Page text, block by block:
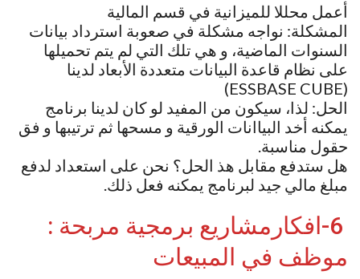
أعمل محللا للميزانية في قسم المالية
المشكلة: نواجه مشكلة في صعوبة استرداد بيانات
السنوات الماضية، و هي تلك التي لم يتم تحميلها
على نظام قاعدة البيانات متعددة الأبعاد لدينا
(ESSBASE CUBE)
الحل: لذا، سيكون من المفيد لو كان لدينا برنامج
يمكنه أخد البياانات الورقية و مسحها ثم ترتيبها و فق
حقول مناسبة.
هل ستدفع مقابل هذ الحل؟ نحن على استعداد لدفع
مبلغ مالي جيد لبرنامج يمكنه فعل ذلك.
6-افكارمشاريع برمجية مربحة :
موظف في المبيعات